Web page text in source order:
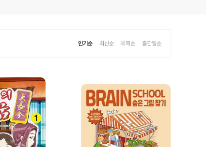
인기순 최신순 제목순 출간일순